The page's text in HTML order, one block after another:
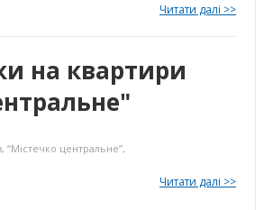
Читати далі >>
на квартири
, “Містечко центральне”,
Читати далі >>